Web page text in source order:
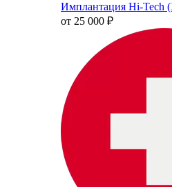
Имплантация Hi-Tech
от 25 000 ₽